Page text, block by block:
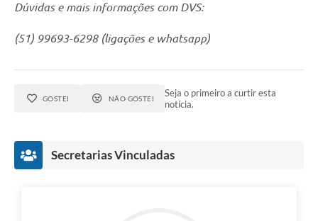
Dúvidas e mais informações com DVS:
(51) 99693-6298 (ligações e whatsapp)
GOSTEI NÃO GOSTEI
Seja o primeiro a curtir esta
notícia.
Secretarias Vinculadas